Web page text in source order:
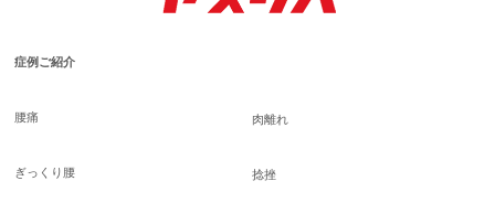
症例ご紹介
腰痛
ぎっくり腰
肉離れ
捻挫